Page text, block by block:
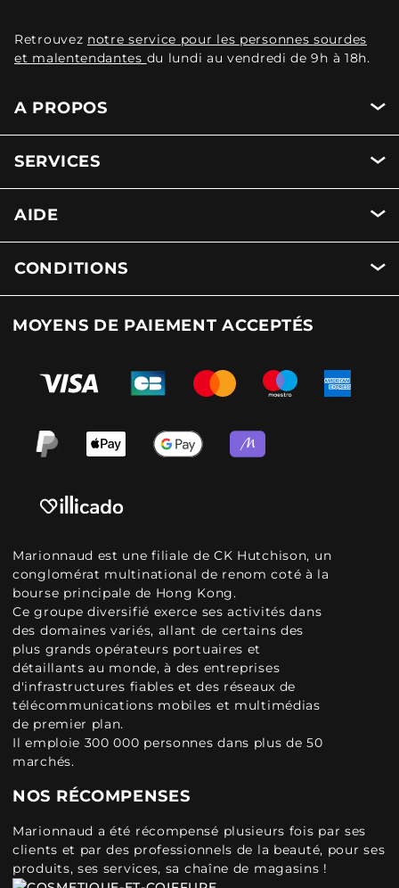
Retrouvez notre service pour les personnes sourdes
et malentendantes du lundi au vendredi de 9h à 18h.
A PROPOS
SERVICES
AIDE
CONDITIONS
MOYENS DE PAIEMENT ACCEPTÉS
Marionnaud est une filiale de CK Hutchison, un
conglomérat multinational de renom coté à la
bourse principale de Hong Kong.
Ce groupe diversifié exerce ses activités dans
des domaines variés, allant de certains des
plus grands opérateurs portuaires et
détaillants au monde, à des entreprises
d'infrastructures fiables et des réseaux de
télécommunications mobiles et multimédias
de premier plan.
Il emploie 300 000 personnes dans plus de 50
marchés.
NOS RÉCOMPENSES
Marionnaud a été récompensé plusieurs fois par ses
clients et par des professionnels de la beauté, pour ses
produits, ses services, sa chaîne de magasins !